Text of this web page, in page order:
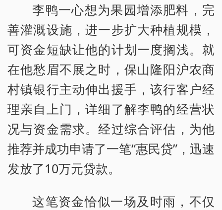
李鸭一心想为果园增添肥料，完
善灌溉设施，进一步扩大种植规模，
可资金短缺让他的计划一度搁浅。就
在他愁眉不展之时，保山隆阳沪农商
村镇银行主动伸出援手，该行客户经
理亲自上门，详细了解李鸭的经营状
况与资金需求。经过综合评估，为他
推荐并成功申请了一笔“惠民贷”，迅速
发放了10万元贷款。
这笔资金恰似一场及时雨，不仅